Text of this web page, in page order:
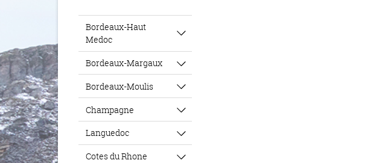
Bordeaux-Haut
Medoc
Bordeaux-Margaux
Bordeaux-Moulis
Champagne
Languedoc
Cotes du Rhone